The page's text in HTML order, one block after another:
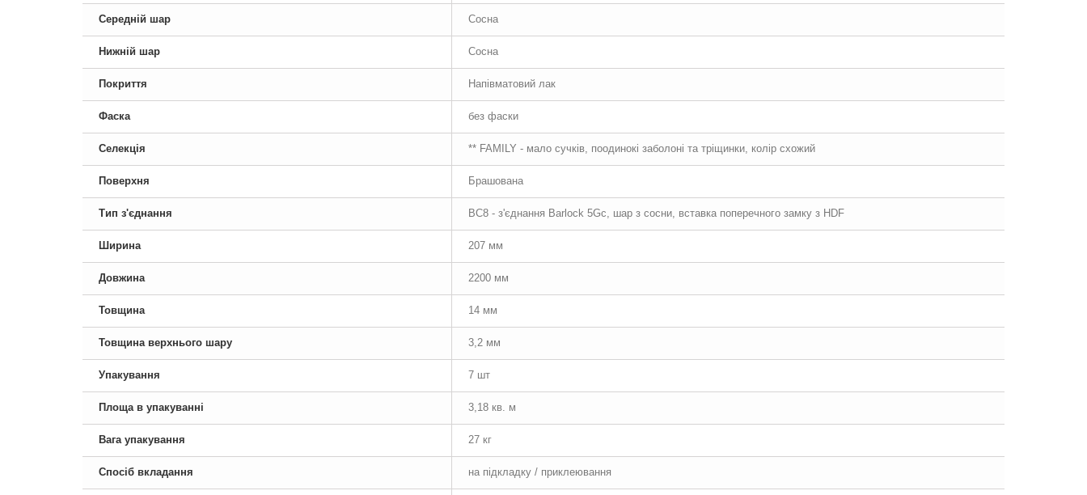
Середній шар Сосна
Нижній шар Сосна
Покриття Напівматовий лак
Фаска без фаски
Селекція ** FAMILY - мало сучків, поодинокі заболоні та тріщинки, колір схожий
Поверхня Брашована
Тип з'єднання BC8 - з'єднання Barlock 5Gc, шар з сосни, вставка поперечного замку з HDF
Ширина 207 мм
Довжина 2200 мм
Товщина 14 мм
Товщина верхнього шару 3,2 мм
Упакування 7 шт
Площа в упакуванні 3,18 кв. м
Вага упакування 27 кг
Спосіб вкладання на підкладку / приклеювання